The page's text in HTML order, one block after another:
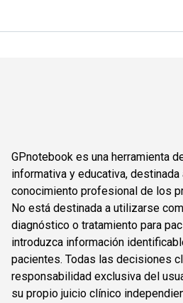
GPnotebook es una herramienta
informativa y educativa,
conocimiento profesional de los
No está destinada a utilizarse
diagnóstico o tratamiento para
introduzca información
pacientes. Todas las decisiones
responsabilidad exclusiva del
su propio juicio clínico